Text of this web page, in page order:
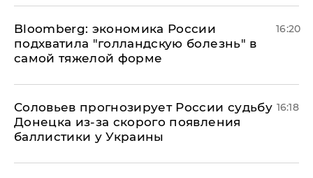
Bloomberg: экономика России
подхватила "голландскую болезнь" в
самой тяжелой форме
16:20
Соловьев прогнозирует России судьбу
Донецка из-за скорого появления
баллистики у Украины
16:18